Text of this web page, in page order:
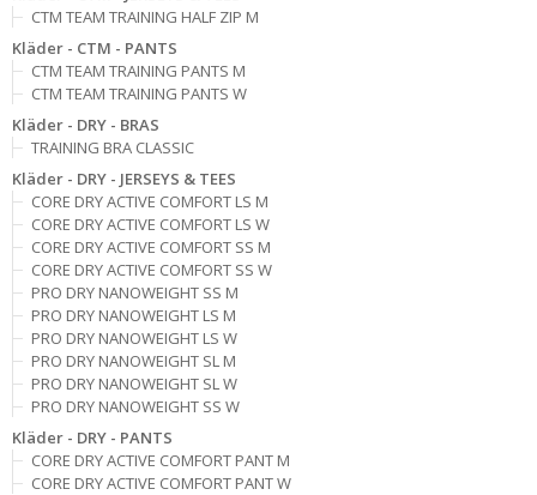
CTM TEAM TRAINING HALF ZIP M
Kläder - CTM - PANTS
CTM TEAM TRAINING PANTS M
CTM TEAM TRAINING PANTS W
Kläder - DRY - BRAS
TRAINING BRA CLASSIC
Kläder - DRY - JERSEYS & TEES
CORE DRY ACTIVE COMFORT LS M
CORE DRY ACTIVE COMFORT LS W
CORE DRY ACTIVE COMFORT SS M
CORE DRY ACTIVE COMFORT SS W
PRO DRY NANOWEIGHT SS M
PRO DRY NANOWEIGHT LS M
PRO DRY NANOWEIGHT LS W
PRO DRY NANOWEIGHT SL M
PRO DRY NANOWEIGHT SL W
PRO DRY NANOWEIGHT SS W
Kläder - DRY - PANTS
CORE DRY ACTIVE COMFORT PANT M
CORE DRY ACTIVE COMFORT PANT W